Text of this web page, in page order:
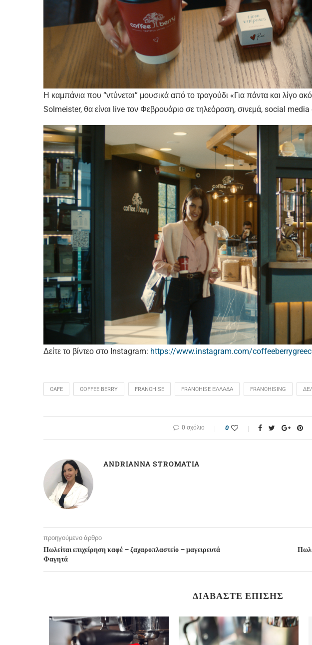
Η καμπάνια που “ντύνεται” μουσικά από το τραγούδι «Για πάντα και λίγο
Solmeister, θα είναι live τον Φεβρουάριο σε τηλεόραση, σινεμά, social
Δείτε το βίντεο στο Instagram: https://www.instagram.com/
CAFE COFFEE BERRY FRANCHISE FRANCHISE ΕΛΛΑΔΑ FRANCHISING
0 σχόλιο 0
ANDRIANNA STROMATIA
προηγούμενο άρθρο
Πωλείται επιχείρηση καφέ – ζαχαροπλαστείο – μαγειρευτά
Φαγητά
ΔΙΑΒΆΣΤΕ ΕΠΊΣΗΣ